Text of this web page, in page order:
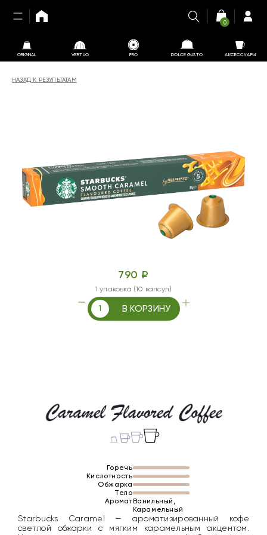
ORIGINAL VERTUO PRO DOLCE GUSTO АКСЕССУАРЫ
0
НАЗАД К РЕЗУЛЬТАТАМ
790 ₽
1 упаковка (10 капсул)
В КОРЗИНУ
Горечь
Кислотность
Обжарка
Тело
АроматВанильный,
Карамельный
Starbucks Caramel — ароматизированный кофе
светлой обжарки с мягким карамельным акцентом.